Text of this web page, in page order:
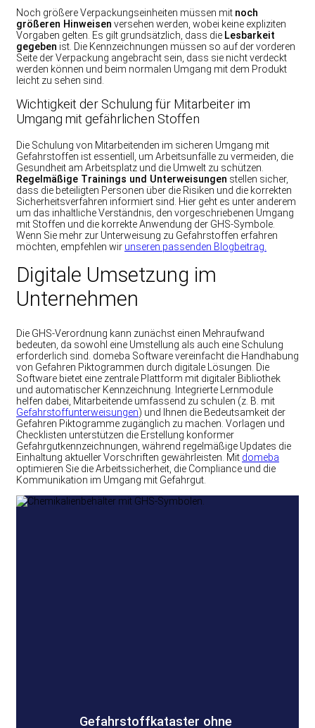
Noch größere Verpackungseinheiten müssen mit noch
größeren Hinweisen versehen werden, wobei keine expliziten
Vorgaben gelten. Es gilt grundsätzlich, dass die Lesbarkeit
gegeben ist. Die Kennzeichnungen müssen so auf der vorderen
Seite der Verpackung angebracht sein, dass sie nicht verdeckt
werden können und beim normalen Umgang mit dem Produkt
leicht zu sehen sind.
Wichtigkeit der Schulung für Mitarbeiter im
Umgang mit gefährlichen Stoffen
Die Schulung von Mitarbeitenden im sicheren Umgang mit
Gefahrstoffen ist essentiell, um Arbeitsunfälle zu vermeiden, die
Gesundheit am Arbeitsplatz und die Umwelt zu schützen.
Regelmäßige Trainings und Unterweisungen stellen sicher,
dass die beteiligten Personen über die Risiken und die korrekten
Sicherheitsverfahren informiert sind. Hier geht es unter anderem
um das inhaltliche Verständnis, den vorgeschriebenen Umgang
mit Stoffen und die korrekte Anwendung der GHS-Symbole.
Wenn Sie mehr zur Unterweisung zu Gefahrstoffen erfahren
möchten, empfehlen wir unseren passenden Blogbeitrag.
Digitale Umsetzung im
Unternehmen
Die GHS-Verordnung kann zunächst einen Mehraufwand
bedeuten, da sowohl eine Umstellung als auch eine Schulung
erforderlich sind. domeba Software vereinfacht die Handhabung
von Gefahren Piktogrammen durch digitale Lösungen. Die
Software bietet eine zentrale Plattform mit digitaler Bibliothek
und automatischer Kennzeichnung. Integrierte Lernmodule
helfen dabei, Mitarbeitende umfassend zu schulen (z. B. mit
Gefahrstoffunterweisungen) und Ihnen die Bedeutsamkeit der
Gefahren Piktogramme zugänglich zu machen. Vorlagen und
Checklisten unterstützen die Erstellung konformer
Gefahrgutkennzeichnungen, während regelmäßige Updates die
Einhaltung aktueller Vorschriften gewährleisten. Mit domeba
optimieren Sie die Arbeitssicherheit, die Compliance und die
Kommunikation im Umgang mit Gefahrgut.
Gefahrstoffkataster ohne